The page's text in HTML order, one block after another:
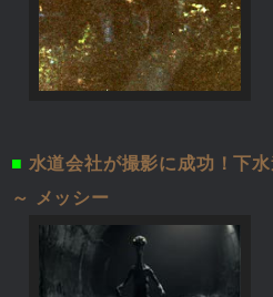
■ 水道会社が撮影に成功！下
～ メッシー